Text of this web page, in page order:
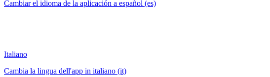
Cambiar el idioma de la aplicación a español (es)
Italiano
Cambia la lingua dell'app in italiano (it)